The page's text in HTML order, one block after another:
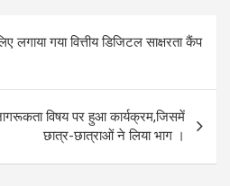
लगाया गया वित्तीय डिजिटल साक्षरता कैंप
विषय पर हुआ कार्यक्रम,जिसमें
छात्र-छात्राओं ने लिया भाग ।